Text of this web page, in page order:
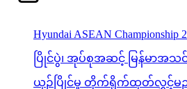
Hyundai ASEAN
ပြိုင်ပွဲ၊ အုပ်စုအဆင့် မြန်မာအသ
ယှဉ်ပြိုင်မှု တိုက်ရိုက်ထုတ်လွှင့်မ